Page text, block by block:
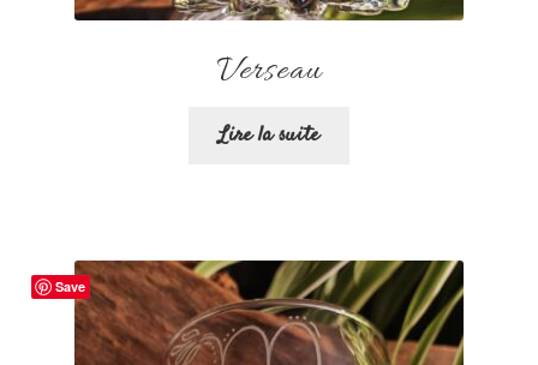
Verseau
Lire la suite
Save